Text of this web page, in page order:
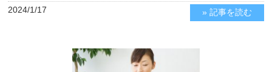
2024/1/17 » 記事を読む